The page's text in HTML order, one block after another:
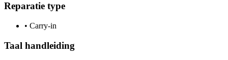
Reparatie type
• Carry-in
Taal handleiding